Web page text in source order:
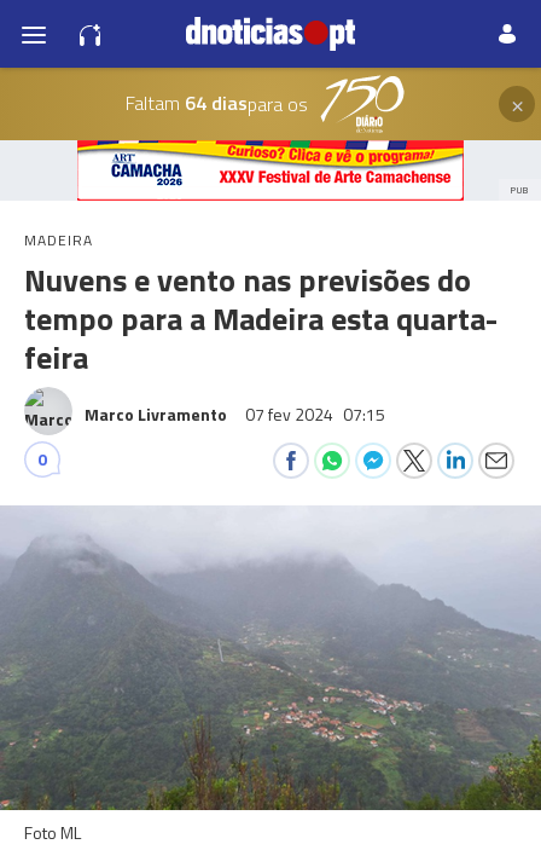
Faltam 64 diaspara os ×
PUB
MADEIRA
Nuvens e vento nas previsões do
tempo para a Madeira esta quarta-
feira
Marco Livramento 07 fev 2024 07:15
0
Foto ML